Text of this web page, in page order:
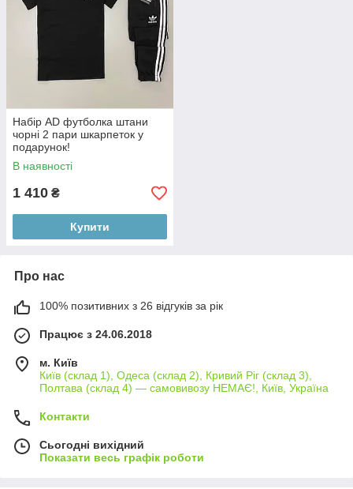
Набір АD футболка штани
чорні 2 пари шкарпеток у
подарунок!
В наявності
1 410 ₴
Купити
Про нас
100% позитивних з 26 відгуків за рік
Працює з 24.06.2018
м. Київ
Київ (склад 1), Одеса (склад 2), Кривий Ріг (склад 3),
Полтава (склад 4) — самовивозу НЕМАЄ!, Київ, Україна
Контакти
Сьогодні вихідний
Показати весь графік роботи